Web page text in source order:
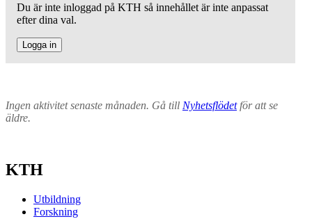
Du är inte inloggad på KTH så innehållet är inte anpassat
efter dina val.
Logga in
Ingen aktivitet senaste månaden. Gå till Nyhetsflödetför att se
äldre.
KTH
Utbildning
Forskning